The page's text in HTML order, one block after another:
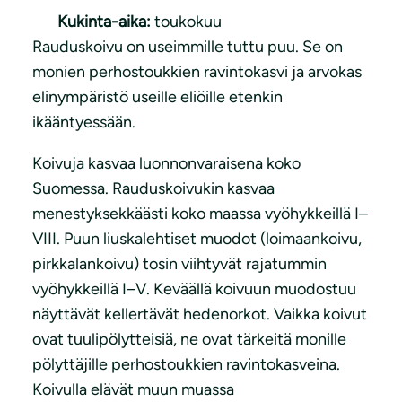
Kukinta-aika: toukokuu
Rauduskoivu on useimmille tuttu puu. Se on
monien perhostoukkien ravintokasvi ja arvokas
elinympäristö useille eliöille etenkin
ikääntyessään.
Koivuja kasvaa luonnonvaraisena koko
Suomessa. Rauduskoivukin kasvaa
menestyksekkäästi koko maassa vyöhykkeillä I–
VIII. Puun liuskalehtiset muodot (loimaankoivu,
pirkkalankoivu) tosin viihtyvät rajatummin
vyöhykkeillä I–V. Keväällä koivuun muodostuu
näyttävät kellertävät hedenorkot. Vaikka koivut
ovat tuulipölytteisiä, ne ovat tärkeitä monille
pölyttäjille perhostoukkien ravintokasveina.
Koivulla elävät muun muassa